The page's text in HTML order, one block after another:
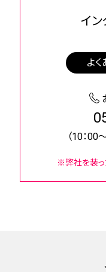
イン
よ
（10：
※弊社を装っ